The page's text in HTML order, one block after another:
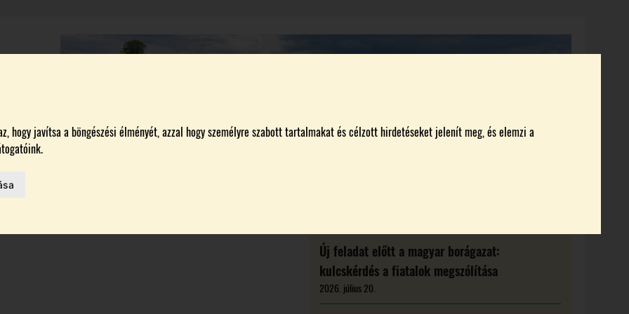
hogy javítsa a böngészési élményét, azzal hogy személyre szabott tartalmakat és célzott hirdetéseket jelenít meg, és elemzi a
BORÁSZATOK MAGYARORSZÁG LEGSZEBB SZŐLŐBIRTOKA 2026 KI KICSODA RENDEZVÉNYEK MAGAZIN
BORTERMELŐK
Új feladat előtt a magyar borágazat:
kulcskérdés a fiatalok megszólítása
2026. július 20.